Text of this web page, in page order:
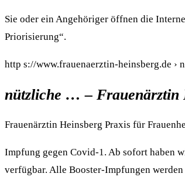
Sie oder ein Angehöriger öffnen die
Priorisierung“.
http s://www.frauenaerztin-heinsberg.de
nützliche … – Frauenärztin
Frauenärztin Heinsberg Praxis für
Impfung gegen Covid-1. Ab sofort haben
verfügbar. Alle Booster-Impfungen